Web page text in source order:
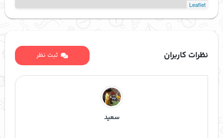
Leaflet
نظرات کاربران ثبت نظر
سعید